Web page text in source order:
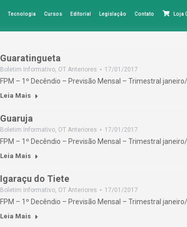
Tecnologia Cursos Editorial Legislação Contato Loja
Guaratingueta
Boletim Informativo, OT Anteriores 17/01/2017
FPM – 1º Decêndio – Previsão Mensal – Trimestral
Leia Mais
Guaruja
Boletim Informativo, OT Anteriores 17/01/2017
FPM – 1º Decêndio – Previsão Mensal – Trimestral
Leia Mais
Igaraçu do Tiete
Boletim Informativo, OT Anteriores 17/01/2017
FPM – 1º Decêndio – Previsão Mensal – Trimestral
Leia Mais